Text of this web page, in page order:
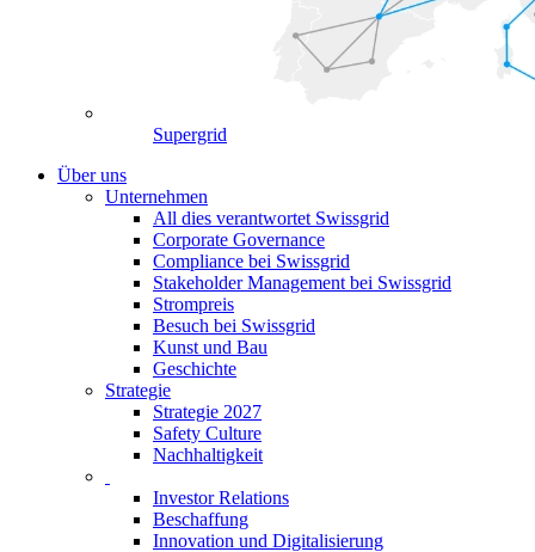
Supergrid
Über uns
Unternehmen
All dies verantwortet Swissgrid
Corporate Governance
Compliance bei Swissgrid
Stakeholder Management bei Swissgrid
Strompreis
Besuch bei Swissgrid
Kunst und Bau
Geschichte
Strategie
Strategie 2027
Safety Culture
Nachhaltigkeit
Investor Relations
Beschaffung
Innovation und Digitalisierung